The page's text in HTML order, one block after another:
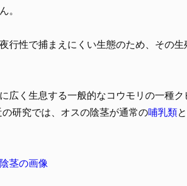
。
行性で捕まえにくい生態のため、その
広く生息する一般的なコウモリの一種
研究では、オスの陰茎が通常の哺乳類
茎の画像